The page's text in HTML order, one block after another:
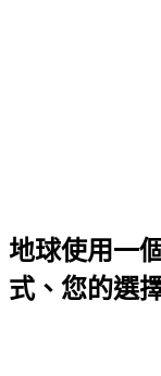
地球使用一
式、您的選